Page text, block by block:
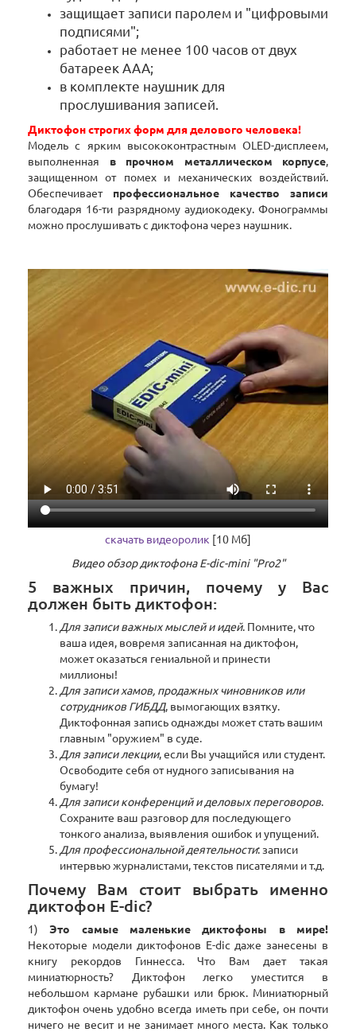
защищает записи паролем и "цифровыми
подписями";
работает не менее 100 часов от двух
батареек ААА;
в комплекте наушник для
прослушивания записей.
Диктофон строгих форм для делового человека!
Модель с ярким высококонтрастным OLED-дисплеем,
выполненная в прочном металлическом корпусе,
защищенном от помех и механических воздействий.
Обеспечивает профессиональное качество записи
благодаря 16-ти разрядному аудиокодеку. Фонограммы
можно прослушивать с диктофона через наушник.
скачать видеоролик [10 Мб]
Видео обзор диктофона E-dic-mini "Pro2"
5 важных причин, почему у Вас
должен быть диктофон:
Для записи важных мыслей и идей. Помните, что
ваша идея, вовремя записанная на диктофон,
может оказаться гениальной и принести
миллионы!
Для записи хамов, продажных чиновников или
сотрудников ГИБДД, вымогающих взятку.
Диктофонная запись однажды может стать вашим
главным "оружием" в суде.
Для записи лекции, если Вы учащийся или студент.
Освободите себя от нудного записывания на
бумагу!
Для записи конференций и деловых переговоров.
Сохраните ваш разговор для последующего
тонкого анализа, выявления ошибок и упущений.
Для профессиональной деятельности: записи
интервью журналистами, текстов писателями и т.д.
Почему Вам стоит выбрать именно
диктофон E-dic?
1)Это самые маленькие диктофоны в мире!
Некоторые модели диктофонов E-dic даже занесены в
книгу рекордов Гиннесса. Что Вам дает такая
миниатюрность? Диктофон легко уместится в
небольшом кармане рубашки или брюк. Миниатюрный
диктофон очень удобно всегда иметь при себе, он почти
ничего не весит и не занимает много места. Как только